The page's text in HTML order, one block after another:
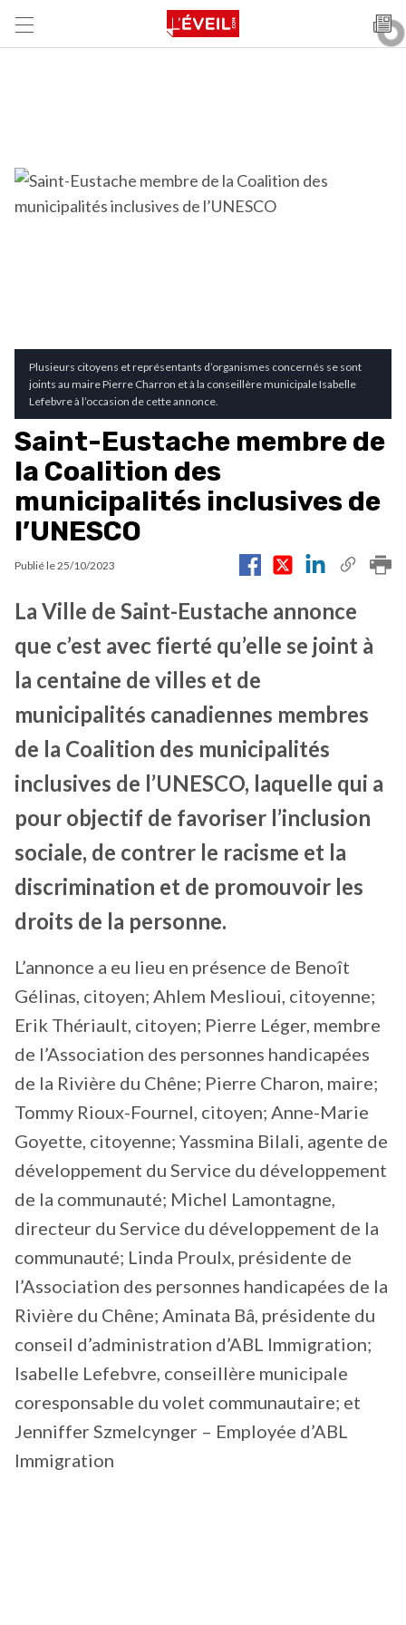
Plusieurs citoyens et représentants d’organismes concernés se sont
joints au maire Pierre Charron et à la conseillère municipale Isabelle
Lefebvre à l’occasion de cette annonce.
Saint-Eustache membre de
la Coalition des
municipalités inclusives de
l’UNESCO
Publié le25/10/2023
La Ville de Saint-Eustache annonce
que c’est avec fierté qu’elle se joint à
la centaine de villes et de
municipalités canadiennes membres
de la Coalition des municipalités
inclusives de l’UNESCO, laquelle qui a
pour objectif de favoriser l’inclusion
sociale, de contrer le racisme et la
discrimination et de promouvoir les
droits de la personne.
L’annonce a eu lieu en présence de Benoît
Gélinas, citoyen; Ahlem Meslioui, citoyenne;
Erik Thériault, citoyen; Pierre Léger, membre
de l’Association des personnes handicapées
de la Rivière du Chêne; Pierre Charon, maire;
Tommy Rioux-Fournel, citoyen; Anne-Marie
Goyette, citoyenne; Yassmina Bilali, agente de
développement du Service du développement
de la communauté; Michel Lamontagne,
directeur du Service du développement de la
communauté; Linda Proulx, présidente de
l’Association des personnes handicapées de la
Rivière du Chêne; Aminata Bâ, présidente du
conseil d’administration d’ABL Immigration;
Isabelle Lefebvre, conseillère municipale
coresponsable du volet communautaire; et
Jenniffer Szmelcynger – Employée d’ABL
Immigration